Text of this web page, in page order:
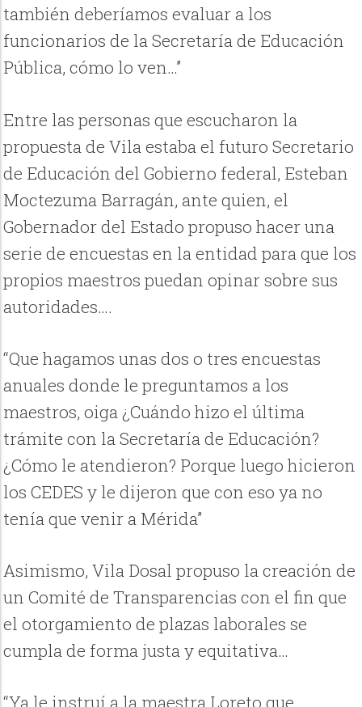
también deberíamos evaluar a los
funcionarios de la Secretaría de Educación
Pública, cómo lo ven…”
Entre las personas que escucharon la
propuesta de Vila estaba el futuro Secretario
de Educación del Gobierno federal, Esteban
Moctezuma Barragán, ante quien, el
Gobernador del Estado propuso hacer una
serie de encuestas en la entidad para que los
propios maestros puedan opinar sobre sus
autoridades….
“Que hagamos unas dos o tres encuestas
anuales donde le preguntamos a los
maestros, oiga ¿Cuándo hizo el última
trámite con la Secretaría de Educación?
¿Cómo le atendieron? Porque luego hicieron
los CEDES y le dijeron que con eso ya no
tenía que venir a Mérida”
Asimismo, Vila Dosal propuso la creación de
un Comité de Transparencias con el fin que
el otorgamiento de plazas laborales se
cumpla de forma justa y equitativa…
“Ya le instruí a la maestra Loreto que